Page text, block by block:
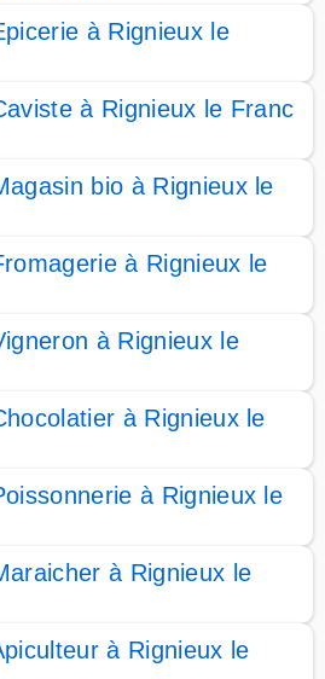
à Rignieux le
à Rignieux le Franc
bio à Rignieux le
à Rignieux le
à Rignieux le
à Rignieux le
à Rignieux le
à Rignieux le
à Rignieux le